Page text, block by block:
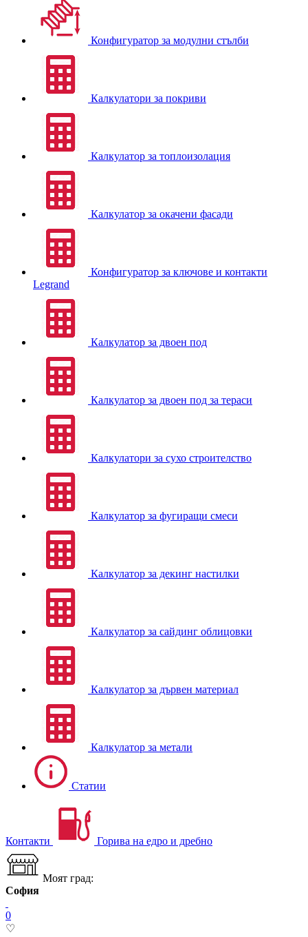
Конфигуратор за модулни стълби
Калкулатори за покриви
Калкулатор за топлоизолация
Калкулатор за окачени фасади
Конфигуратор за ключове и контакти
Legrand
Калкулатор за двоен под
Калкулатор за двоен под за тераси
Калкулатори за сухо строителство
Калкулатор за фугиращи смеси
Калкулатор за декинг настилки
Калкулатор за сайдинг облицовки
Калкулатор за дървен материал
Калкулатор за метали
Статии
Контакти Горива на едро и дребно
Моят град:
София
0
♡